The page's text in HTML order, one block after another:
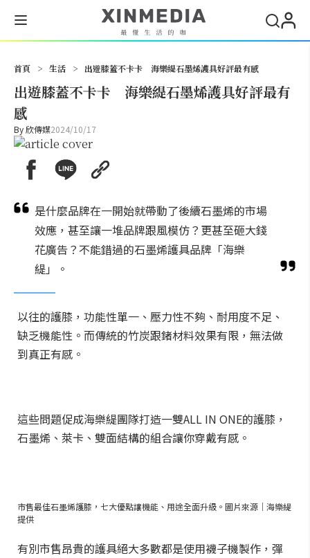
首頁 > 生活 > 出遊膝蓋不卡卡 海樂緹石墨烯護具好評最有感
出遊膝蓋不卡卡 海樂緹石墨烯護具好評最有
感
By欣傳媒2024/10/17
是什麼品牌在一開始就帶動了後續石墨烯的市場
效應，甚至讓一堆品牌跟風模仿？更甚至砸大錢
花廣告？不能錯過的石墨烯護具品牌「海樂
緹」。
以往的護膝，功能性單一、壓力性不夠、耐用度不足、
缺乏機能性。而傳統的竹炭跟鍺材料效果有限，無法做
到真正有感。
這些問題促成海樂緹團隊打造一雙ALL IN ONE的護膝，
石墨烯、萊卡、雙面結構的組合讓你穿戴有感。
市售最佳石墨烯護膝，七大優點讓機能、用途全面升級。圖片來源｜海樂緹
提供
有別市售昂貴的護具絕大多數都是使用襪子機製作，彈